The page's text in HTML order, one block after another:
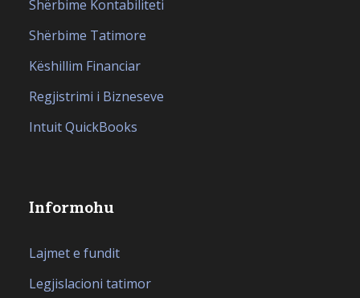
Shërbime Kontabiliteti
Shërbime Tatimore
Këshillim Financiar
Regjistrimi i Bizneseve
Intuit QuickBooks
Informohu
Lajmet e fundit
Legjislacioni tatimor